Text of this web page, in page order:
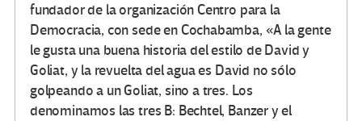
fundador de la organización Centro para la
Democracia, con sede en Cochabamba, «A la gente
le gusta una buena historia del estilo de David y
Goliat, y la revuelta del agua es David no sólo
golpeando a un Goliat, sino a tres. Los
denominamos las tres B: Bechtel, Banzer y el